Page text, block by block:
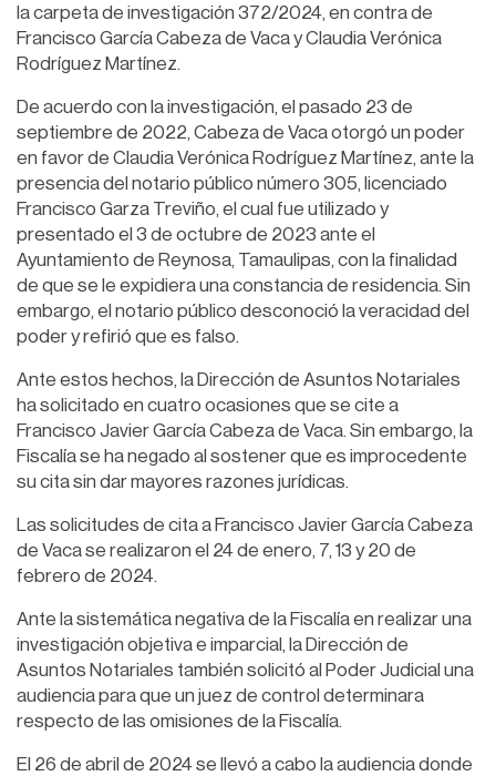
la carpeta de investigación 372/2024, en contra de
Francisco García Cabeza de Vaca y Claudia Verónica
Rodríguez Martínez.
De acuerdo con la investigación, el pasado 23 de
septiembre de 2022, Cabeza de Vaca otorgó un poder
en favor de Claudia Verónica Rodríguez Martínez, ante la
presencia del notario público número 305, licenciado
Francisco Garza Treviño, el cual fue utilizado y
presentado el 3 de octubre de 2023 ante el
Ayuntamiento de Reynosa, Tamaulipas, con la finalidad
de que se le expidiera una constancia de residencia. Sin
embargo, el notario público desconoció la veracidad del
poder y refirió que es falso.
Ante estos hechos, la Dirección de Asuntos Notariales
ha solicitado en cuatro ocasiones que se cite a
Francisco Javier García Cabeza de Vaca. Sin embargo, la
Fiscalía se ha negado al sostener que es improcedente
su cita sin dar mayores razones jurídicas.
Las solicitudes de cita a Francisco Javier García Cabeza
de Vaca se realizaron el 24 de enero, 7, 13 y 20 de
febrero de 2024.
Ante la sistemática negativa de la Fiscalía en realizar una
investigación objetiva e imparcial, la Dirección de
Asuntos Notariales también solicitó al Poder Judicial una
audiencia para que un juez de control determinara
respecto de las omisiones de la Fiscalía.
El 26 de abril de 2024 se llevó a cabo la audiencia donde